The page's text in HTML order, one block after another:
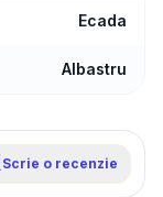
Ecada
Albastru
Scrie o recenzie